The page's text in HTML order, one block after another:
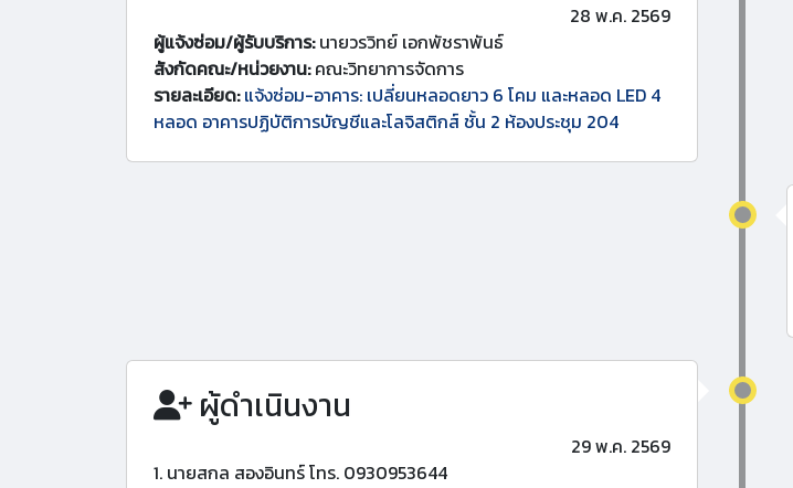
28 พ.ค. 2569
ผู้แจ้งซ่อม/ผู้รับบริการ:นายวรวิทย์ เอกพัชราพันธ์
สังกัดคณะ/หน่วยงาน:คณะวิทยาการจัดการ
รายละเอียด: แจ้งซ่อม-อาคาร: เปลี่ยนหลอดยาว 6 โคม และหลอด LED 4
หลอด อาคารปฏิบัติการบัญชีและโลจิสติกส์ ชั้น 2 ห้องประชุม 204
ผู้ดำเนินงาน
29 พ.ค. 2569
1. นายสกล สองอินทร์ โทร. 0930953644